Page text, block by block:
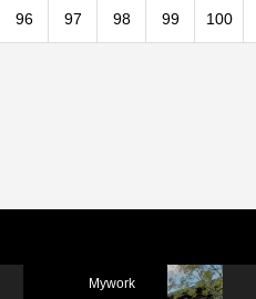
96 97 98 99 100
Mywork